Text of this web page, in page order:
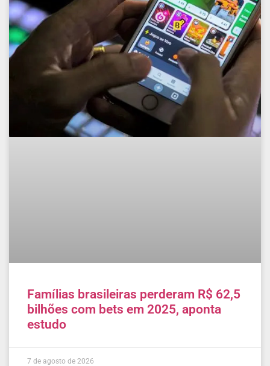
Famílias brasileiras perderam R$ 62,5
bilhões com bets em 2025, aponta
estudo
7 de agosto de 2026